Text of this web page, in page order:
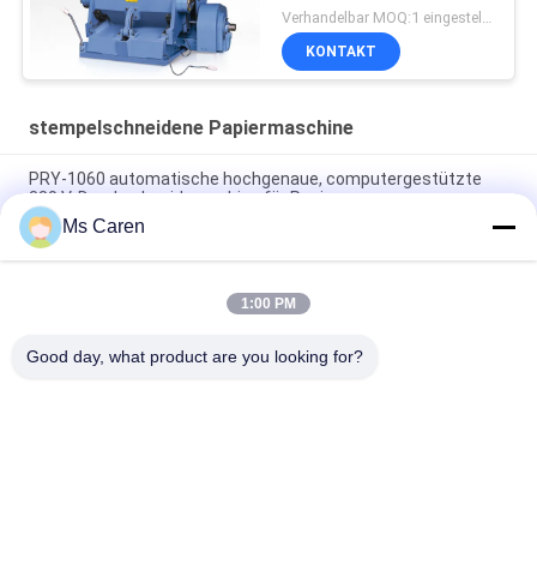
KONTAKT
stempelschneidene Papiermaschine
PRY-1060 automatische hochgenaue, computergestützte
380 V-Druckschneidmaschine für Papier
TYMK Heißpräge- und Stanzmaschine mit automatischem
ZS-Serien-Feeder
PRY-2000 Halbautomatische Rotationsmaschine zur
Ms Caren
1:00 PM
Good day, what product are you looking for?